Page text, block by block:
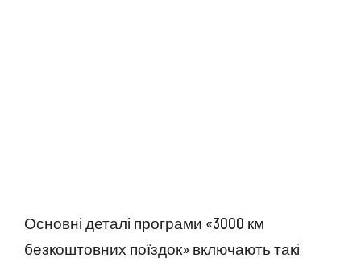
Основні деталі програми «3000 км
безкоштовних поїздок» включають такі